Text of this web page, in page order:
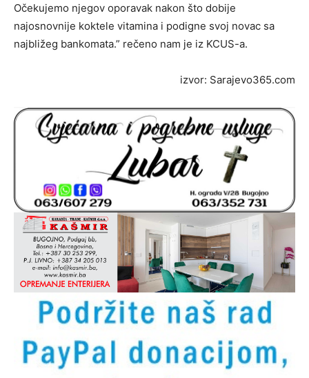
Očekujemo njegov oporavak nakon što dobije
najosnovnije koktele vitamina i podigne svoj novac sa
najbližeg bankomata.” rečeno nam je iz KCUS-a.
izvor: Sarajevo365.com